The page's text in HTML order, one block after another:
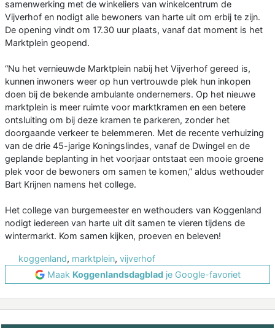
samenwerking met de winkeliers van winkelcentrum de
Vijverhof en nodigt alle bewoners van harte uit om erbij te zijn.
De opening vindt om 17.30 uur plaats, vanaf dat moment is het
Marktplein geopend.
“Nu het vernieuwde Marktplein nabij het Vijverhof gereed is,
kunnen inwoners weer op hun vertrouwde plek hun inkopen
doen bij de bekende ambulante ondernemers. Op het nieuwe
marktplein is meer ruimte voor marktkramen en een betere
ontsluiting om bij deze kramen te parkeren, zonder het
doorgaande verkeer te belemmeren. Met de recente verhuizing
van de drie 45-jarige Koningslindes, vanaf de Dwingel en de
geplande beplanting in het voorjaar ontstaat een mooie groene
plek voor de bewoners om samen te komen,” aldus wethouder
Bart Krijnen namens het college.
Het college van burgemeester en wethouders van Koggenland
nodigt iedereen van harte uit dit samen te vieren tijdens de
wintermarkt. Kom samen kijken, proeven en beleven!
koggenland, marktplein, vijverhof
Maak Koggenlandsdagbladje Google-favoriet